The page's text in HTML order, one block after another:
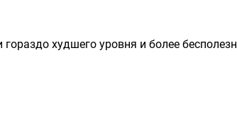
худшего уровня и более